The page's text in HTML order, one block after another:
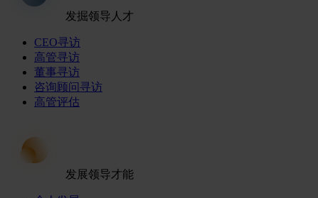
发掘领导人才
CEO寻访
高管寻访
董事寻访
咨询顾问寻访
高管评估
发展领导才能